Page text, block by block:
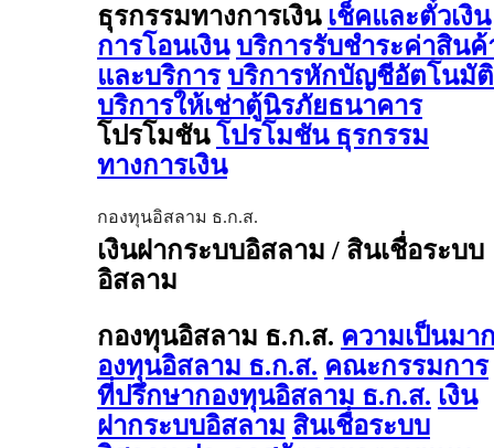
ธุรกรรมทางการเงิน เช็คและตั๋วเงิน
การโอนเงิน บริการรับชำระค่าสินค้
และบริการ บริการหักบัญชีอัตโนมัติ
บริการให้เช่าตู้นิรภัยธนาคาร
โปรโมชัน โปรโมชัน ธุรกรรม
ทางการเงิน
กองทุนอิสลาม ธ.ก.ส.
เงินฝากระบบอิสลาม / สินเชื่อระบบ
อิสลาม
กองทุนอิสลาม ธ.ก.ส. ความเป็นมา
องทุนอิสลาม ธ.ก.ส. คณะกรรมการ
ที่ปรึกษากองทุนอิสลาม ธ.ก.ส. เงิน
ฝากระบบอิสลาม สินเชื่อระบบ